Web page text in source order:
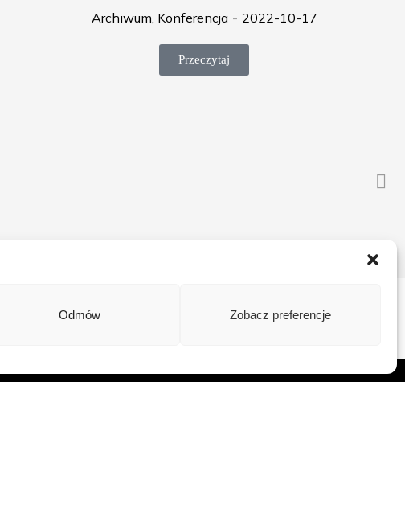
Odmów Zobacz preferencje
Archiwum, Konferencja 2022-10-17
Przeczytaj